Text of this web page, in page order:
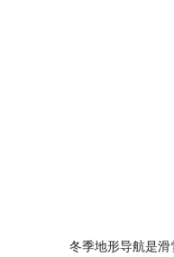
冬季地形导航是